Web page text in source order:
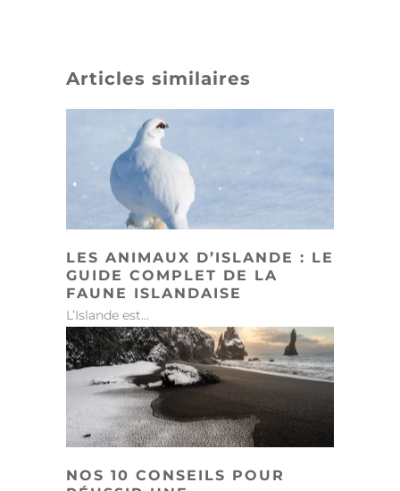
Articles similaires
LES ANIMAUX D’ISLANDE : LE
GUIDE COMPLET DE LA
FAUNE ISLANDAISE
L’Islande est...
NOS 10 CONSEILS POUR